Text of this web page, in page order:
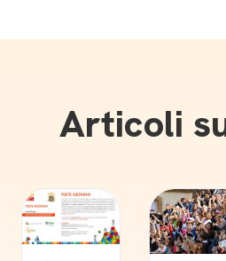
Articoli